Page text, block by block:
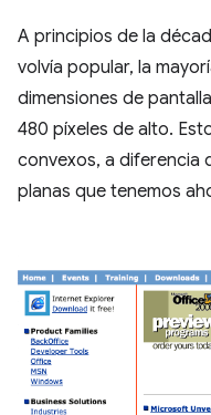
A principios de la
volvía popular, la
dimensiones de
480 píxeles de alto.
convexos, a diferencia
planas que tenemos